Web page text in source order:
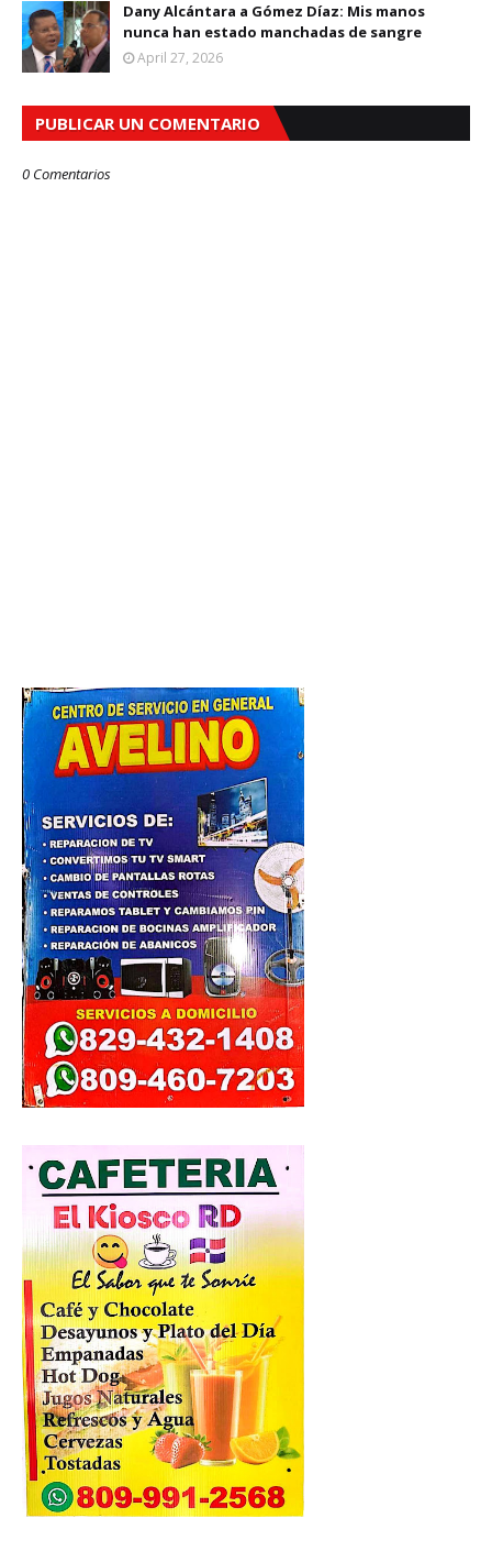
Dany Alcántara a Gómez Díaz: Mis manos
nunca han estado manchadas de sangre
April 27, 2026
PUBLICAR UN COMENTARIO
0 Comentarios